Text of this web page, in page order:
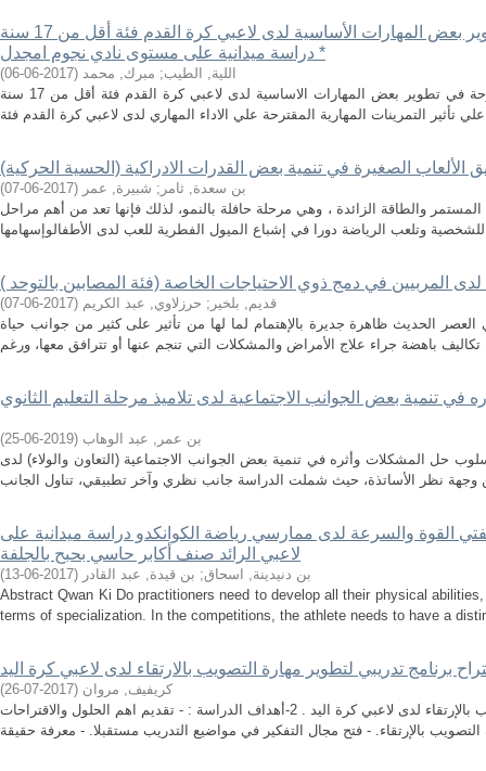
اثر تمرينات مهارية مقترحة في تطوير بعض المهارات الأساسية لدى لاعبي كرة القدم فئة أقل من 17 سنة
* دراسة ميدانية على مستوى نادي نجوم امجدل
اللية, الطيب; مبرك, محمد (
2017-06-06
)
عنوان الدراسة : اثر تمرينات مهارية مقترحة في تطوير بعض المهارات الاساسية لدى لاعبي كرة القدم فئة أقل من 17 سنة
الألعاب الصغيرة في تنمية بعض القدرات الادراكية (الحسية الحركية)
بن سعدة, ثامر ; شبيرة, عمر (
2017-06-07
)
والطاقة الزائدة ، وهي مرحلة حافلة بالنمو، لذلك فإنها تعد من أهم مراحل
لدى المربيين في دمج ذوي الاحتياجات الخاصة (فئة المصابين بالتوحد )
قديم, بلخير ; حرزلاوي, عبد الكريم (
2017-06-07
)
الحديث ظاهرة جديرة بالإهتمام لما لها من تأثير على كثير من جوانب حياة
تنمية بعض الجوانب الاجتماعية لدى تلاميذ مرحلة التعليم الثانوي
بن عمر, عبد الوهاب (
2019-06-25
)
حل المشكلات وأثره في تنمية بعض الجوانب الاجتماعية (التعاون والولاء) لدى
القوة والسرعة لدى ممارسي رياضة الكوانكدو دراسة ميدانية على
لاعبي الرائد صنف أكابر حاسي بحبح بالجلفة
بن دنيدينة, اسحاق; بن قيدة, عبد القادر (
2017-06-13
)
Abstract Qwan Ki Do practitioners need to develop all their physical
terms of specialization. In the competitions, the athlete needs to have a
برنامج تدريبي لتطوير مهارة التصويب بالارتقاء لدى لاعبي كرة اليد
كريفيف, مروان (
2017-07-26
)
إقتراح برنامج تدريبي لتطوير مهارة التصويب بالإرتقاء لدى لاعبي كرة اليد . 2-أهداف الدراسة : - تقديم اهم الحلول والاقتراحات